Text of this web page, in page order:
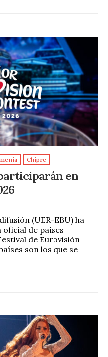
Chipre
participarán en
(UER-EBU) ha
oficial de países
de Eurovisión
son los que se